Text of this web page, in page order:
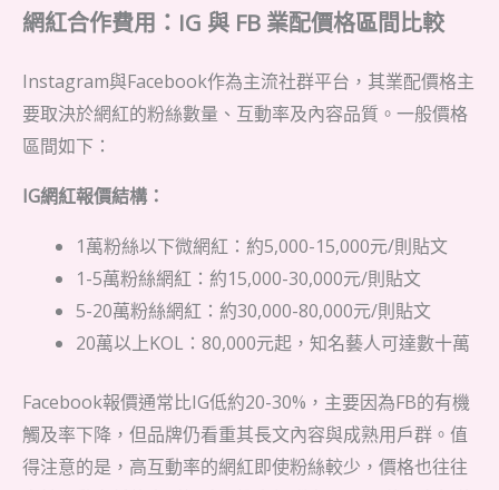
網紅合作費用：IG 與 FB 業配價格區間比較
Instagram與Facebook作為主流社群平台，其業配價格主
要取決於網紅的粉絲數量、互動率及內容品質。一般價格
區間如下：
IG網紅報價結構：
1萬粉絲以下微網紅：約5,000-15,000元/則貼文
1-5萬粉絲網紅：約15,000-30,000元/則貼文
5-20萬粉絲網紅：約30,000-80,000元/則貼文
20萬以上KOL：80,000元起，知名藝人可達數十萬
Facebook報價通常比IG低約20-30%，主要因為FB的有機
觸及率下降，但品牌仍看重其長文內容與成熟用戶群。值
得注意的是，高互動率的網紅即使粉絲較少，價格也往往